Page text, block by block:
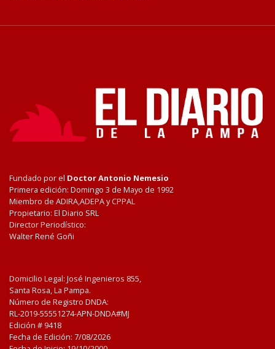
Fundado por el Doctor Antonio Nemesio
Primera edición: Domingo 3 de Mayo de 1992
Miembro de ADIRA,ADEPA y CPPAL
Propietario: El Diario SRL
Director Periodístico:
Walter René Goñi
Domicilio Legal: José Ingenieros 855,
Santa Rosa, La Pampa.
Número de Registro DNDA:
RL-2019-55551274-APN-DNDA#MJ
Edición # 9418
Fecha de Edición: 7/08/2026